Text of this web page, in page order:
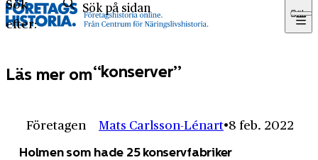
Sök
efter:
Sök
Läs mer om konserver
Företagen Mats Carlsson-Lénart 8 feb. 2022
Holmen som hade 25 konservfabriker